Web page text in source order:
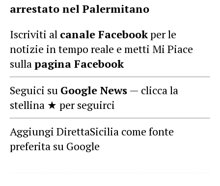
arrestato nel Palermitano
Iscriviti al canale Facebookper le
notizie in tempo reale e metti Mi Piace
sullapagina Facebook
Seguici su Google News — clicca la
stellina ★ per seguirci
Aggiungi DirettaSicilia come fonte
preferita su Google